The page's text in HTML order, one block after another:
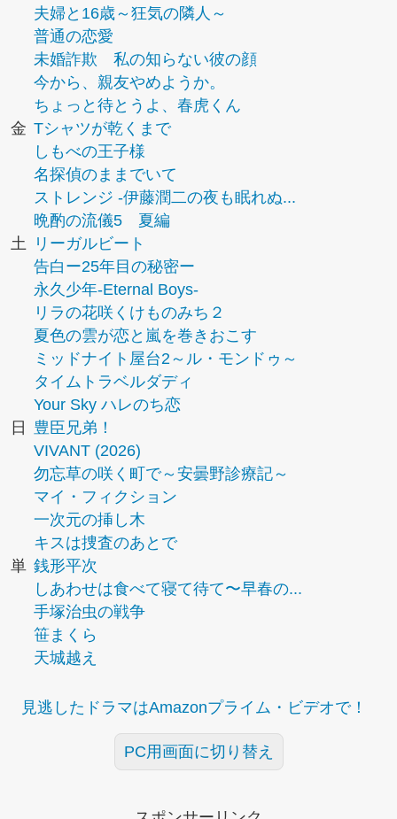
夫婦と16歳～狂気の隣人～
普通の恋愛
未婚詐欺 私の知らない彼の顔
今から、親友やめようか。
ちょっと待とうよ、春虎くん
金 Tシャツが乾くまで
しもべの王子様
名探偵のままでいて
ストレンジ -伊藤潤二の夜も眠れぬ...
晩酌の流儀5 夏編
土
リーガルビート
告白ー25年目の秘密ー
永久少年-Eternal Boys-
リラの花咲くけものみち２
夏色の雲が恋と嵐を巻きおこす
ミッドナイト屋台2～ル・モンドゥ～
タイムトラベルダディ
Your Sky ハレのち恋
日
豊臣兄弟！
VIVANT (2026)
勿忘草の咲く町で～安曇野診療記～
マイ・フィクション
一次元の挿し木
キスは捜査のあとで
単 銭形平次
しあわせは食べて寝て待て〜早春の...
手塚治虫の戦争
笹まくら
天城越え
見逃したドラマはAmazonプライム・ビデオで！
PC用画面に切り替え